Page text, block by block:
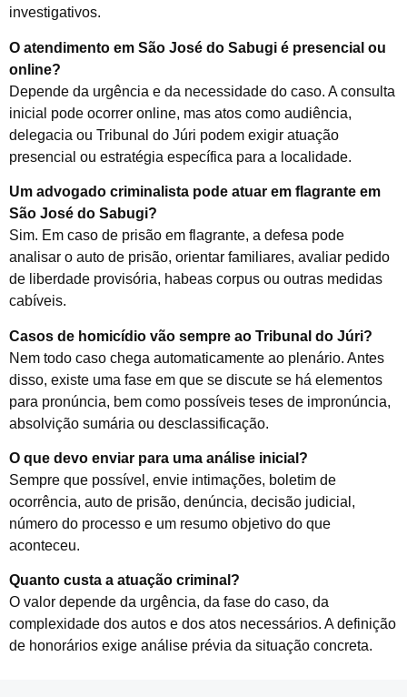
investigativos.
O atendimento em São José do Sabugi é presencial ou
online?
Depende da urgência e da necessidade do caso. A consulta
inicial pode ocorrer online, mas atos como audiência,
delegacia ou Tribunal do Júri podem exigir atuação
presencial ou estratégia específica para a localidade.
Um advogado criminalista pode atuar em flagrante em
São José do Sabugi?
Sim. Em caso de prisão em flagrante, a defesa pode
analisar o auto de prisão, orientar familiares, avaliar pedido
de liberdade provisória, habeas corpus ou outras medidas
cabíveis.
Casos de homicídio vão sempre ao Tribunal do Júri?
Nem todo caso chega automaticamente ao plenário. Antes
disso, existe uma fase em que se discute se há elementos
para pronúncia, bem como possíveis teses de impronúncia,
absolvição sumária ou desclassificação.
O que devo enviar para uma análise inicial?
Sempre que possível, envie intimações, boletim de
ocorrência, auto de prisão, denúncia, decisão judicial,
número do processo e um resumo objetivo do que
aconteceu.
Quanto custa a atuação criminal?
O valor depende da urgência, da fase do caso, da
complexidade dos autos e dos atos necessários. A definição
de honorários exige análise prévia da situação concreta.